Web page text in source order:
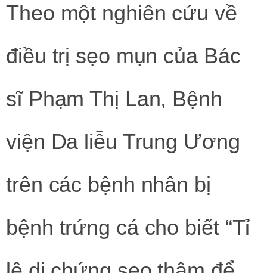
Theo một nghiên cứu về
điều trị sẹo mụn của Bác
sĩ Phạm Thị Lan, Bệnh
viện Da liễu Trung Ương
trên các bệnh nhân bị
bệnh trứng cá cho biết “Tỉ